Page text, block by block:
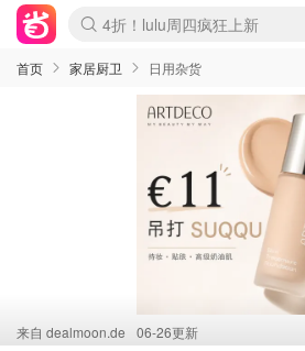
Boticinal 夏促开抢！
4折！lulu周四疯狂上新
还没结束！&OtherStories大促
Joybuy变相75折 随时失效
速领！Stanley独家85折
疑似霸哥！Camper额外叠85折
Zalando 奥莱闪促！每日更新
Moncler反季囤！5折起+叠9折
Coach Brooklyn仅€192
首页 家居厨卫 日用杂货
来自 dealmoon.de 06-26更新